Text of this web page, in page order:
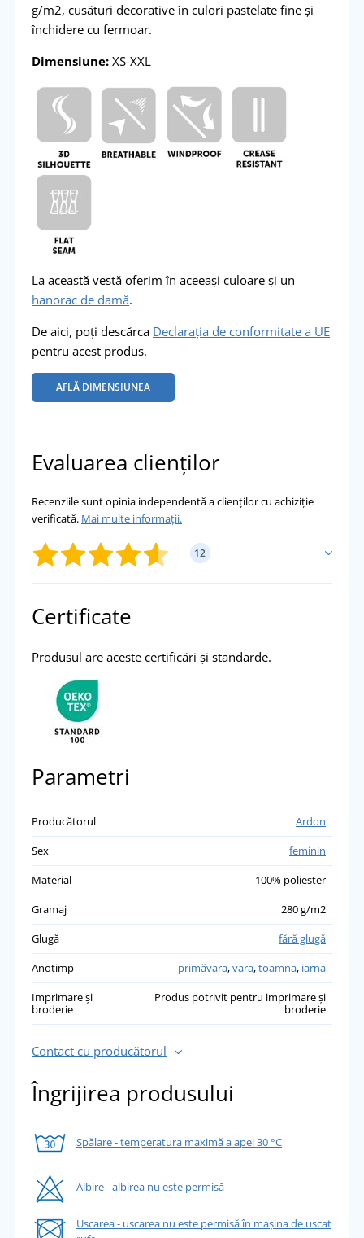
g/m2, cusături decorative în culori pastelate fine și
închidere cu fermoar.
Dimensiune:XS-XXL
La această vestă oferim în aceeași culoare și un
hanorac de damă.
De aici, poți descărca Declarația de conformitate a UE
pentru acest produs.
AFLĂ DIMENSIUNEA
Evaluarea clienților
Recenziile sunt opinia independentă a clienților cu achiziție
verificată. Mai multe informații.
12
Iva Jirmanová
livrare rapidă și fără probleme.
přidáno 23.02.2024
Certificate
Produsul are aceste certificări și standarde.
Parametri
Producătorul
Ardon
Sex
feminin
Material
100% poliester
Gramaj
280 g/m2
Glugă
fără glugă
Anotimp
primăvara,vara,toamna, iarna
Imprimare și
broderie
Produs potrivit pentru imprimare și
broderie
Contact cu producătorul
Îngrijirea produsului
Spălare - temperatura maximă a apei 30 °C
Albire - albirea nu este permisă
Uscarea - uscarea nu este permisă în mașina de uscat